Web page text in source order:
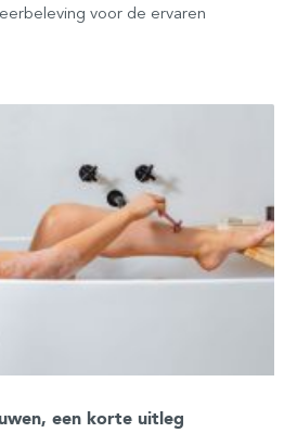
voor de ervaren
een korte uitleg